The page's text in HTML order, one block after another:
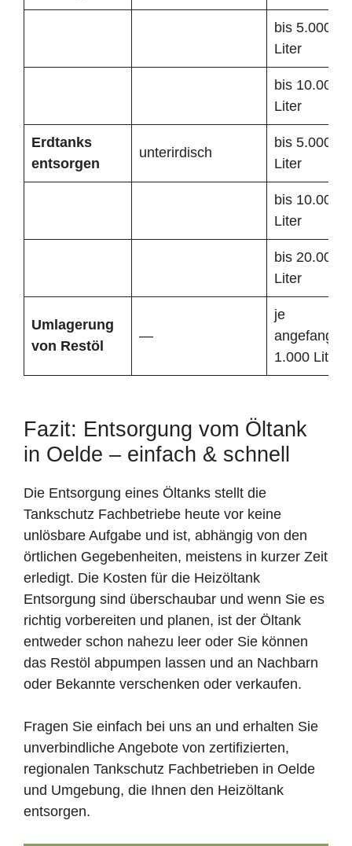
bis 5.000
Liter
bis 10.000
Liter
Erdtanks
entsorgen
unterirdisch
bis 5.000
Liter
bis 10.000
Liter
bis 20.000
Liter
Umlagerung
von Restöl
—
je
1.000 Liter
Fazit: Entsorgung vom Öltank
in Oelde – einfach & schnell
Die Entsorgung eines Öltanks stellt die
Tankschutz Fachbetriebe heute vor keine
unlösbare Aufgabe und ist, abhängig von den
örtlichen Gegebenheiten, meistens in kurzer Zeit
erledigt. Die Kosten für die Heizöltank
Entsorgung sind überschaubar und wenn Sie es
richtig vorbereiten und planen, ist der Öltank
entweder schon nahezu leer oder Sie können
das Restöl abpumpen lassen und an Nachbarn
oder Bekannte verschenken oder verkaufen.
Fragen Sie einfach bei uns an und erhalten Sie
unverbindliche Angebote von zertifizierten,
regionalen Tankschutz Fachbetrieben in Oelde
und Umgebung, die Ihnen den Heizöltank
entsorgen.